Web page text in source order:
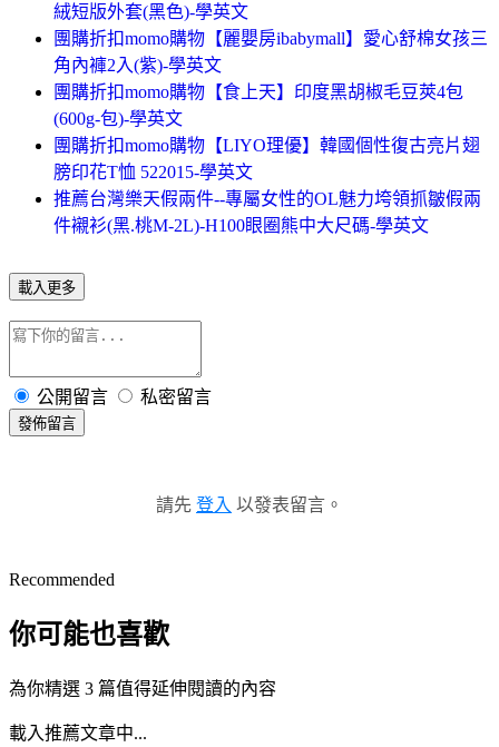
絨短版外套(黑色)-學英文
團購折扣momo購物【麗嬰房ibabymall】愛心舒棉女孩三
角內褲2入(紫)-學英文
團購折扣momo購物【食上天】印度黑胡椒毛豆莢4包
(600g-包)-學英文
團購折扣momo購物【LIYO理優】韓國個性復古亮片翅
膀印花T恤 522015-學英文
推薦台灣樂天假兩件--專屬女性的OL魅力垮領抓皺假兩
件襯衫(黑.桃M-2L)-H100眼圈熊中大尺碼-學英文
載入更多
公開留言 私密留言
發佈留言
請先 登入 以發表留言。
Recommended
你可能也喜歡
為你精選 3 篇值得延伸閱讀的內容
載入推薦文章中...